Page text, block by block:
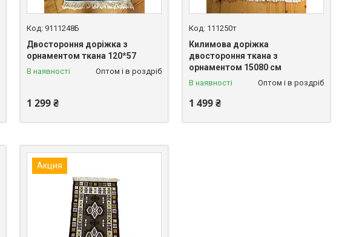
9111248Б
Двостороння доріжка з
орнаментом ткана 120*57
В наявності Оптом і в роздріб
1 299 ₴
111250т
Килимова доріжка
двостороння ткана з
орнаментом 15080 см
В наявності Оптом і в роздріб
1 499 ₴
Акция